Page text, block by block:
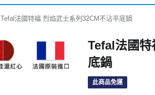
Tefal法國特福 烈焰武士系列32CM不沾平底鍋
Tefal法國特
底鍋
此商品免運